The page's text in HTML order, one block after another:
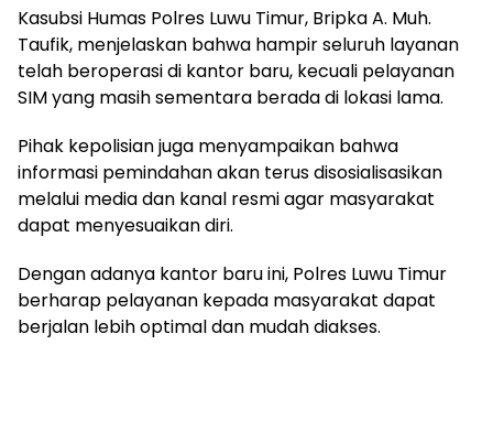
Kasubsi Humas Polres Luwu Timur, Bripka A. Muh.
Taufik, menjelaskan bahwa hampir seluruh layanan
telah beroperasi di kantor baru, kecuali pelayanan
SIM yang masih sementara berada di lokasi lama.
Pihak kepolisian juga menyampaikan bahwa
informasi pemindahan akan terus disosialisasikan
melalui media dan kanal resmi agar masyarakat
dapat menyesuaikan diri.
Dengan adanya kantor baru ini, Polres Luwu Timur
berharap pelayanan kepada masyarakat dapat
berjalan lebih optimal dan mudah diakses.